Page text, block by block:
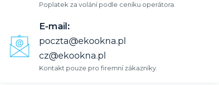
Poplatek za volání podle ceníku operátora.
E-mail:
poczta@ekookna.pl
cz@ekookna.pl
Kontakt pouze pro firemní zákazníky.